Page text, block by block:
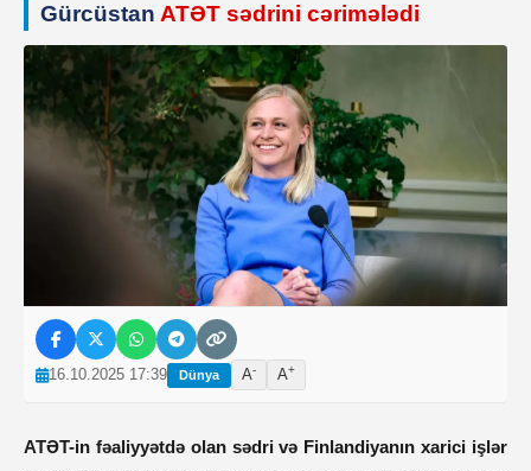
Gürcüstan ATƏT sədrini cərimələdi
16.10.2025 17:39 Dünya A- A+
ATƏT-in fəaliyyətdə olan sədri və Finlandiyanın xarici işlər